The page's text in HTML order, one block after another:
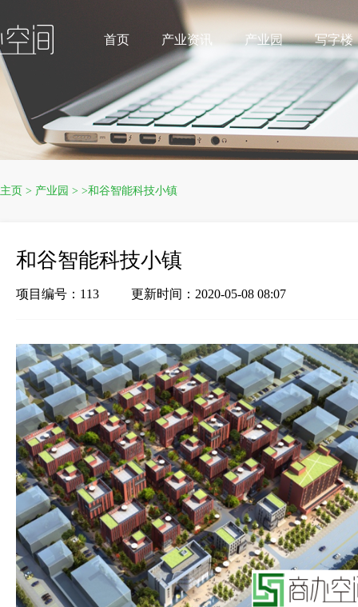
首页 产业资讯 产业园 写字楼
主页 > 产业园 > >和谷智能科技小镇
和谷智能科技小镇
项目编号：113 更新时间：2020-05-08 08:07